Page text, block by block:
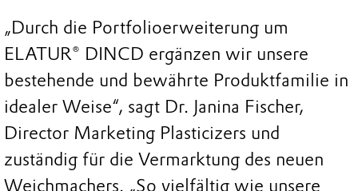
„Durch die Portfolioerweiterung um
ELATUR® DINCD ergänzen wir unsere
bestehende und bewährte Produktfamilie in
idealer Weise“, sagt Dr. Janina Fischer,
Director Marketing Plasticizers und
zuständig für die Vermarktung des neuen
Weichmachers. „So vielfältig wie unsere